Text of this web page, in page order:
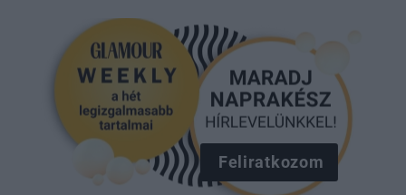
Feliratkozom